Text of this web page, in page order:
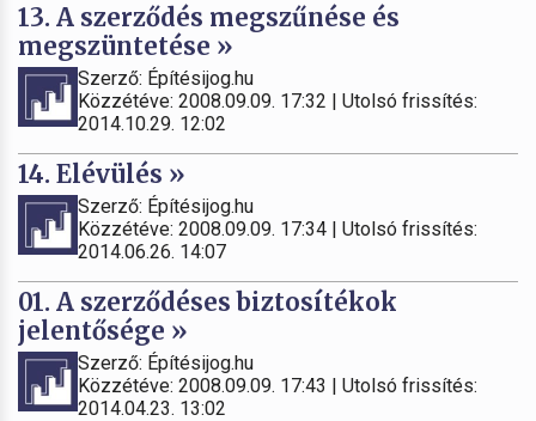
13. A szerződés megszűnése és
megszüntetése »
Szerző: Építésijog.hu
Közzétéve: 2008.09.09. 17:32 | Utolsó frissítés:
2014.10.29. 12:02
14. Elévülés »
Szerző: Építésijog.hu
Közzétéve: 2008.09.09. 17:34 | Utolsó frissítés:
2014.06.26. 14:07
01. A szerződéses biztosítékok
jelentősége »
Szerző: Építésijog.hu
Közzétéve: 2008.09.09. 17:43 | Utolsó frissítés:
2014.04.23. 13:02